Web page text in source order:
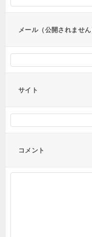
メール（公開されません
サイト
コメント